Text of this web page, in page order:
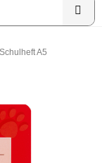
A5